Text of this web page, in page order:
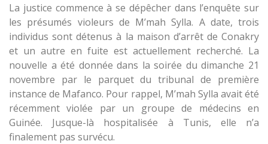
La justice commence à se dépêcher dans l’enquête sur
les présumés violeurs de M’mah Sylla. A date, trois
individus sont détenus à la maison d’arrêt de Conakry
et un autre en fuite est actuellement recherché. La
nouvelle a été donnée dans la soirée du dimanche 21
novembre par le parquet du tribunal de première
instance de Mafanco. Pour rappel, M’mah Sylla avait été
récemment violée par un groupe de médecins en
Guinée. Jusque-là hospitalisée à Tunis, elle n’a
finalement pas survécu.